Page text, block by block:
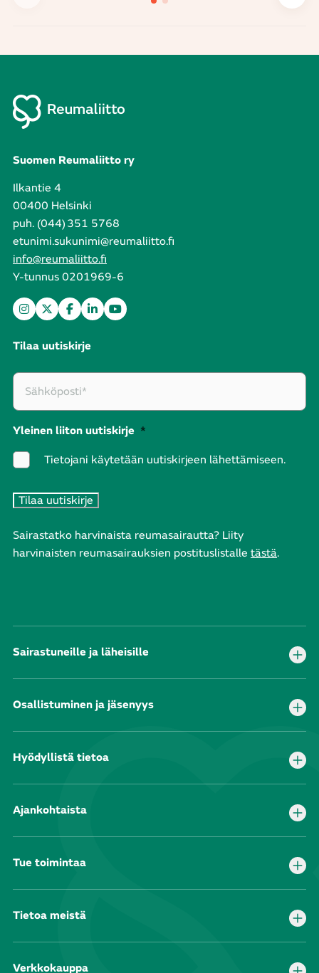
Suomen Reumaliitto ry
Ilkantie 4
00400 Helsinki
puh. (044) 351 5768
etunimi.sukunimi@reumaliitto.fi
info@reumaliitto.fi
Y-tunnus 0201969-6
Tilaa uutiskirje
Yleinen liiton uutiskirje *
Tietojani käytetään uutiskirjeen lähettämiseen.
Sairastatko harvinaista reumasairautta? Liity
harvinaisten reumasairauksien postituslistalle tästä.
Sairastuneille ja läheisille
Osallistuminen ja jäsenyys
Hyödyllistä tietoa
Ajankohtaista
Tue toimintaa
Tietoa meistä
Verkkokauppa